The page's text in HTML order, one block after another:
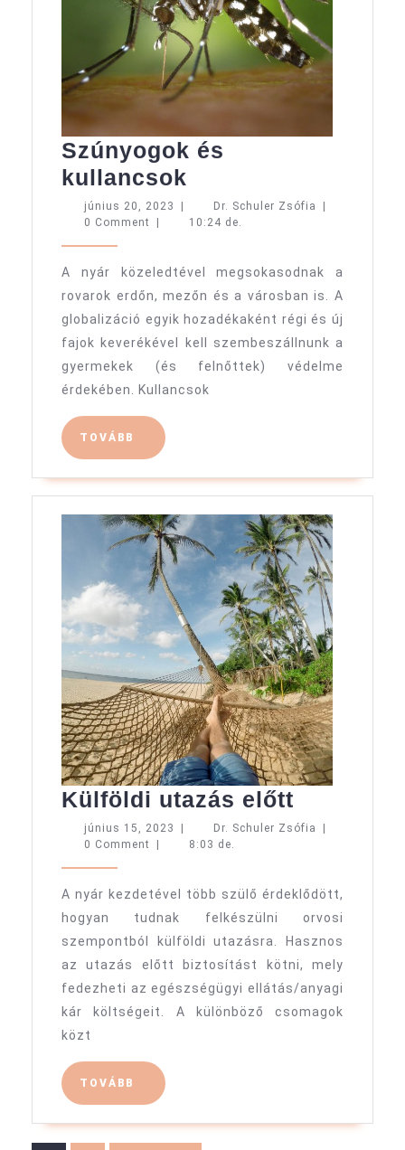
Szúnyogok és
kullancsok
kullancsok
június 20, 2023 június
20,
| Dr. Schuler Zsófia Dr.|
0 Comment
| 10:24 de.
A nyár közeledtével megsokasodnak a
rovarok erdőn, mezőn és a városban is. A
globalizáció egyik hozadékaként régi és új
fajok keverékével kell szembeszállnunk a
gyermekek (és felnőttek) védelme
érdekében. Kullancsok
TOVÁBB TOVÁBB
Külföldi utazás előtt
utazás
június 15, 2023 június
15,
| Dr. Schuler Zsófia Dr.|
0 Comment
| 8:03 de.
A nyár kezdetével több szülő érdeklődött,
hogyan tudnak felkészülni orvosi
szempontból külföldi utazásra. Hasznos
az utazás előtt biztosítást kötni, mely
fedezheti az egészségügyi ellátás/anyagi
kár költségeit. A különböző csomagok
közt
TOVÁBB TOVÁBB